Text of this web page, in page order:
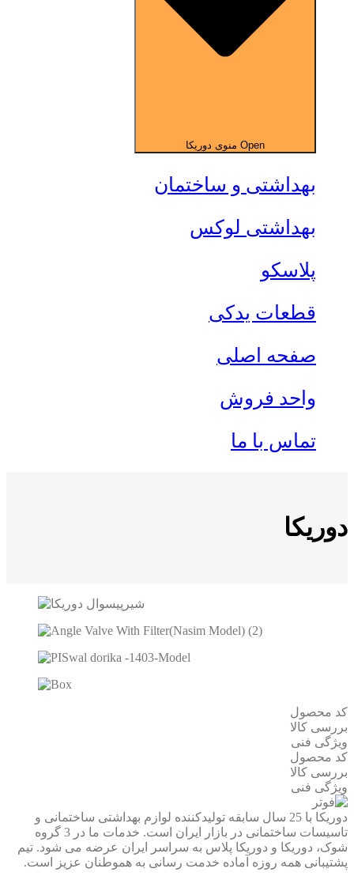
Open منوی دوریکا
بهداشتی و ساختمان
بهداشتی لوکس
پلاسکو
قطعات یدکی
صفحه اصلی
واحد فروش
تماس با ما
دوریکا
کد محصول
بررسی کالا
ویژگی فنی
کد محصول
بررسی کالا
ویژگی فنی
دوریکا با 25 سال سابقه تولیدکننده لوازم بهداشتی ساختمانی و
تاسیسات ساختمانی در بازار ایران است. خدمات ما در 3 گروه
شوک، دوریکا و دوریکا پلاس به سراسر ایران عرضه می شود. تیم
پشتیبانی همه روزه آماده خدمت رسانی به هموطنان عزیز است.